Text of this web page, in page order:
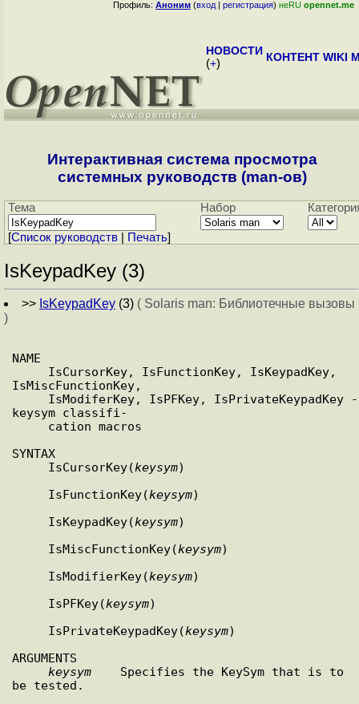
Профиль: Аноним (вход | регистрация) неRU opennet.me
НОВОСТИ
(+) КОНТЕНТ WIKI
Интерактивная система просмотра
системных руководств (man-ов)
Тема Набор
[Cписок руководств Печать]
IsKeypadKey (3)
>> IsKeypadKey (3) ( Solaris man: Библиотечные вызовы
)
NAME
IsMiscFunctionKey,
keysym classifi-
SYNTAX
     IsCursorKey(
keysym)
     IsFunctionKey(
keysym)
     IsKeypadKey(
keysym)
     IsMiscFunctionKey(
keysym)
     IsModifierKey(
keysym)
     IsPFKey(
keysym)
     IsPrivateKeypadKey(
keysym)
ARGUMENTS
keysym
    Specifies the KeySym that is to
be tested.